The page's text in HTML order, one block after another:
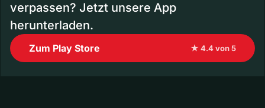
verpassen? Jetzt unsere App
herunterladen.
Zum Play Store ★ 4.4 von 5